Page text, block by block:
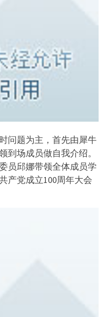
问题为主，首先由犀牛
到场成员做自我介绍。
员邱娜带领全体成员学
产党成立100周年大会